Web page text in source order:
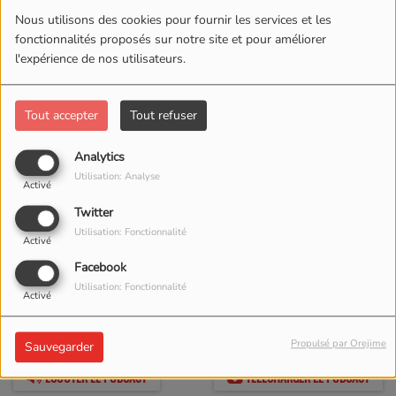
Nous utilisons des cookies pour fournir les services et les
fonctionnalités proposés sur notre site et pour améliorer
l'expérience de nos utilisateurs.
Tout accepter Tout refuser
Analytics
Activé
Utilisation: Analyse
Twitter
Activé
Utilisation: Fonctionnalité
Facebook
Activé
Utilisation: Fonctionnalité
Sauvegarder Propulsé par Orejime
15 ans de sacerdoce.
27 JUIN 2022 -
VUES
ÉCOUTER LE PODCAST TÉLÉCHARGER LE PODCAST